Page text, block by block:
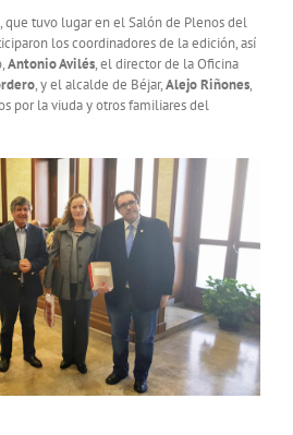
que tuvo lugar en el Salón de Plenos del
los coordinadores de la edición, así
Antonio Avilés, el director de la Oficina
, y el alcalde de Béjar,Alejo Riñones,
por la viuda y otros familiares del